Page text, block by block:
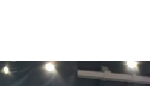
40アルファードにZ-